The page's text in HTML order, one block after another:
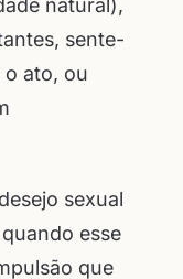
natural),
sente-
o ato, ou
sexual
esse
que